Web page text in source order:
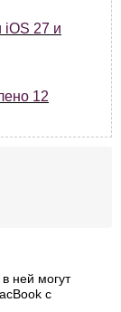
27 и
12
ней могут
с